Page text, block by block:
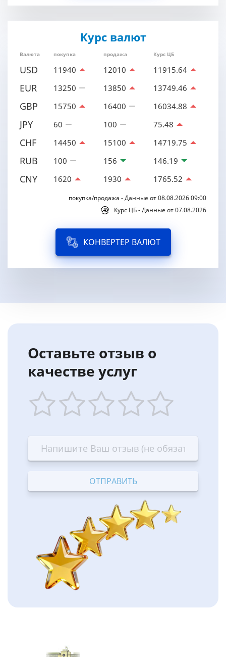
Курс валют
Валюта покупка продажа Курс ЦБ
USD 11940 12010 11915.64
EUR 13250 13850 13749.46
GBP 15750 16400 16034.88
JPY 60 100 75.48
CHF 14450 15100 14719.75
RUB 100 156 146.19
CNY 1620 1930 1765.52
покупка/продажа - Данные от 08.08.2026 09:00
Курс ЦБ - Данные от 07.08.2026
КОНВЕРТЕР ВАЛЮТ
Оставьте отзыв о
качестве услуг
star
Terrible
stars
—
Bad
stars
—
OK
stars
—
Good
stars
—
Excellent